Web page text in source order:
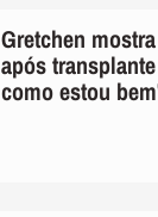
Gretchen
após
como estou